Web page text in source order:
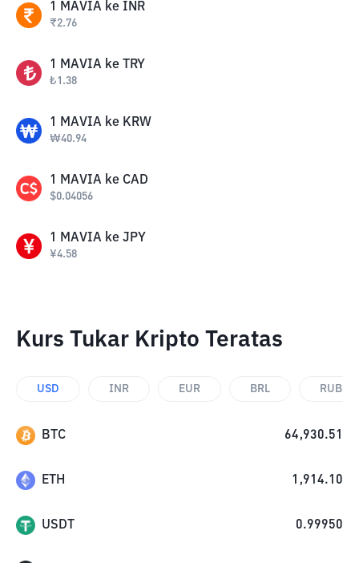
1 MAVIA ke INR
₹2.76
1 MAVIA ke TRY
₺1.38
1 MAVIA ke KRW
₩40.94
1 MAVIA ke CAD
$0.04056
1 MAVIA ke JPY
¥4.58
Kurs Tukar Kripto Teratas
USD INR EUR BRL RUB
BTC 64,930.51
ETH 1,914.10
USDT 0.99950